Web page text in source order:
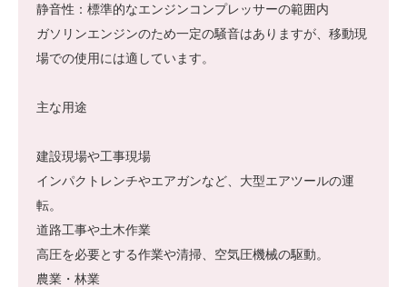
静音性：標準的なエンジンコンプレッサーの範囲内
ガソリンエンジンのため一定の騒音はありますが、移動現
場での使用には適しています。
主な用途
建設現場や工事現場
インパクトレンチやエアガンなど、大型エアツールの運
転。
道路工事や土木作業
高圧を必要とする作業や清掃、空気圧機械の駆動。
農業・林業